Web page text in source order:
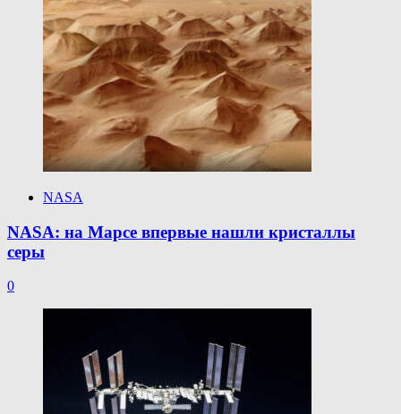
NASA
NASA: на Марсе впервые нашли кристаллы
серы
0